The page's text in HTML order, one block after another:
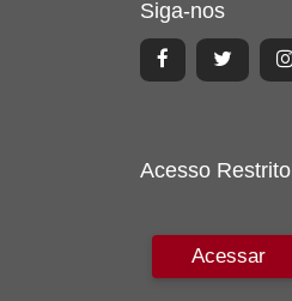
Siga-nos
Acesso Restrito
Acessar